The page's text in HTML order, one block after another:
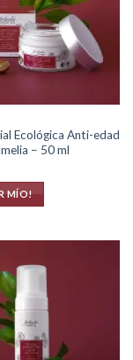
Ecológica Anti-edad
– 50 ml
MÍO!